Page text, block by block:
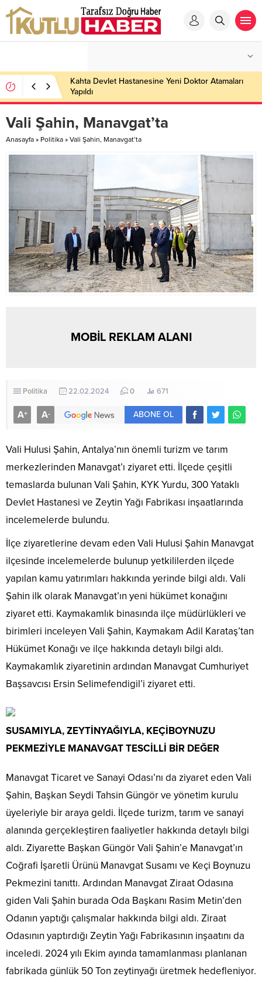
Kahta Devlet Hastanesine Yeni Doktor Atamaları
Yapıldı
Vali Şahin, Manavgat’ta
Anasayfa » Politika » Vali Şahin, Manavgat’ta
MOBİL REKLAM ALANI
Politika 22.02.2024 0 671
A+ A- ABONE OL
Vali Hulusi Şahin, Antalya’nın önemli turizm ve tarım
merkezlerinden Manavgat’ı ziyaret etti. İlçede çeşitli
temaslarda bulunan Vali Şahin, KYK Yurdu, 300 Yataklı
Devlet Hastanesi ve Zeytin Yağı Fabrikası inşaatlarında
incelemelerde bulundu.
İlçe ziyaretlerine devam eden Vali Hulusi Şahin Manavgat
ilçesinde incelemelerde bulunup yetkililerden ilçede
yapılan kamu yatırımları hakkında yerinde bilgi aldı. Vali
Şahin ilk olarak Manavgat’ın yeni hükümet konağını
ziyaret etti. Kaymakamlık binasında ilçe müdürlükleri ve
birimleri inceleyen Vali Şahin, Kaymakam Adil Karataş’tan
Hükümet Konağı ve ilçe hakkında detaylı bilgi aldı.
Kaymakamlık ziyaretinin ardından Manavgat Cumhuriyet
Başsavcısı Ersin Selimefendigil’i ziyaret etti.
SUSAMIYLA, ZEYTİNYAĞIYLA, KEÇİBOYNUZU
PEKMEZİYLE MANAVGAT TESCİLLİ BİR DEĞER
Manavgat Ticaret ve Sanayi Odası’nı da ziyaret eden Vali
Şahin, Başkan Seydi Tahsin Güngör ve yönetim kurulu
üyeleriyle bir araya geldi. İlçede turizm, tarım ve sanayi
alanında gerçekleştiren faaliyetler hakkında detaylı bilgi
aldı. Ziyarette Başkan Güngör Vali Şahin’e Manavgat’ın
Coğrafi İşaretli Ürünü Manavgat Susamı ve Keçi Boynuzu
Pekmezini tanıttı. Ardından Manavgat Ziraat Odasına
giden Vali Şahin burada Oda Başkanı Rasim Metin’den
Odanın yaptığı çalışmalar hakkında bilgi aldı. Ziraat
Odasının yaptırdığı Zeytin Yağı Fabrikasının inşaatını da
inceledi. 2024 yılı Ekim ayında tamamlanması planlanan
fabrikada günlük 50 Ton zeytinyağı üretmek hedefleniyor.